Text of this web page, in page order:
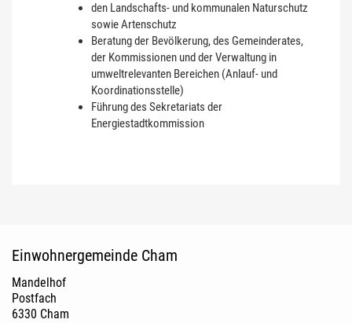
den Landschafts- und kommunalen Naturschutz
sowie Artenschutz
Beratung der Bevölkerung, des Gemeinderates,
der Kommissionen und der Verwaltung in
umweltrelevanten Bereichen (Anlauf- und
Koordinationsstelle)
Führung des Sekretariats der
Energiestadtkommission
Einwohnergemeinde Cham
Mandelhof
Postfach
6330 Cham